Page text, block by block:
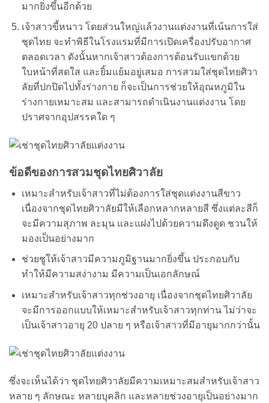
มากยิ่งขึ้นอีกด้วย
เจ้าสาวขี้หนาว โดยส่วนใหญ่แล้วงานแต่งงานที่เน้นการใส่
ชุดไทย จะทำพิธีในโรงแรมที่มีการเปิดเครื่องปรับอากาศ
ตลอดเวลา ดังนั้นหากเจ้าสาวต้องการต้อนรับแขกด้วย
ใบหน้าที่สดใส และยิ้มแย้มอยู่เสมอ การสวมใส่ชุดไทยศิวา
ลัยที่ปกปิดไปทั้งร่างกาย ก็จะเป็นการช่วยให้อุณหภูมิใน
ร่างกายเหมาะสม และสามารถดำเนินงานแต่งงาน โดย
ปราศจากอุปสรรคใด ๆ
ข้อดีของการสวมชุดไทยศิวาลัย
เหมาะสำหรับเจ้าสาวที่ไม่ต้องการใส่ชุดแต่งงานสีขาว
เนื่องจากชุดไทยศิวาลัยมีให้เลือกหลากหลายสี ซึ่งแต่ละสีก็
จะมีความสุภาพ ละมุน และแฝงไปด้วยความดึงดูด ชวนให้
มองเป็นอย่างมาก
ช่วยชูให้เจ้าสาวมีความภูมิฐานมากยิ่งขึ้น ประกอบกับ
ทำให้มีความสง่างาม มีความเป็นเอกลักษณ์
เหมาะสำหรับเจ้าสาวทุกช่วงอายุ เนื่องจากชุดไทยศิวาลัย
จะมีการออกแบบให้เหมาะสำหรับเจ้าสาวทุกท่าน ไม่ว่าจะ
เป็นเจ้าสาวอายุ 20 ปลาย ๆ หรือเจ้าสาวที่มีอายุมากกว่านั้น
ซึ่งจะเห็นได้ว่า ชุดไทยศิวาลัยมีความเหมาะสมสำหรับเจ้าสาว
หลาย ๆ ลักษณะ หลายบุคลิก และหลายช่วงอายุเป็นอย่างมาก